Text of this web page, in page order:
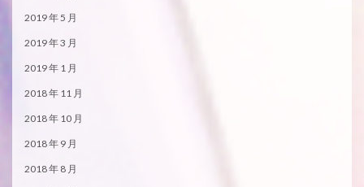
2019 年 5 月
2019 年 3 月
2019 年 1 月
2018 年 11 月
2018 年 10 月
2018 年 9 月
2018 年 8 月